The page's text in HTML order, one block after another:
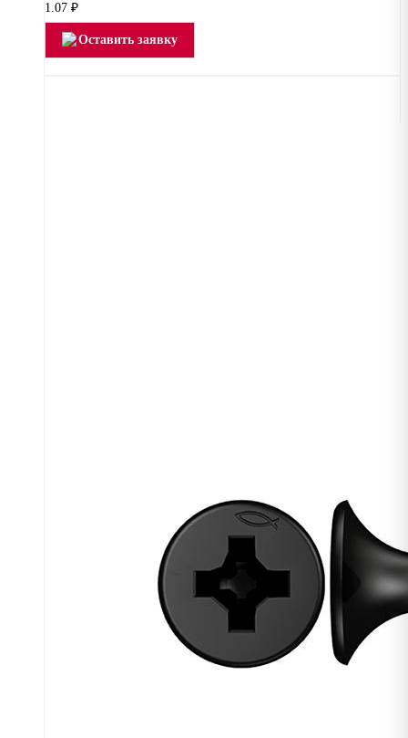
1.07 ₽
Оставить заявку